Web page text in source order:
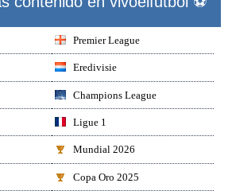
Premier League
Eredivisie
Champions League
Ligue 1
Mundial 2026
Copa Oro 2025